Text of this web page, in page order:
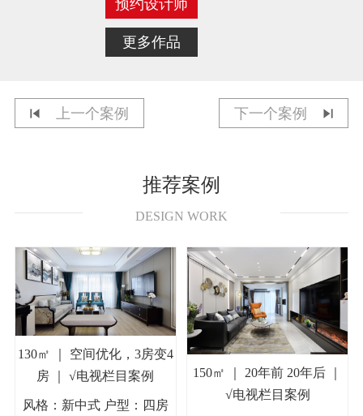
预约设计师
更多作品
上一个案例 下一个案例
推荐案例
DESIGN WORK
130㎡ ｜ 空间优化，3房变4
房 ｜ √电视栏目案例
风格：新中式 户型：四房
150㎡ ｜ 20年前 20年后 ｜
√电视栏目案例